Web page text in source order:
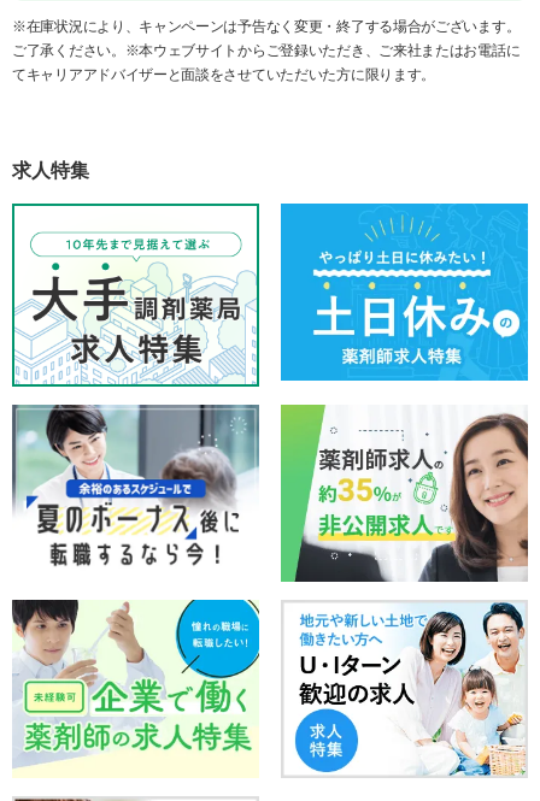
※在庫状況により、キャンペーンは予告なく変更・終了する場合がございます。
ご了承ください。※本ウェブサイトからご登録いただき、ご来社またはお電話に
てキャリアアドバイザーと面談をさせていただいた方に限ります。
求人特集